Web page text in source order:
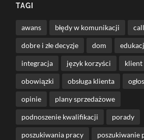
TAGI
awans błędy w komunikacji
dobre i złe decyzje dom
integracja język korzyści klient
obowiązki obsługa klienta
opinie plany sprzedażowe
podnoszenie kwalifikacji porady
poszukiwania pracy poszukiwanie